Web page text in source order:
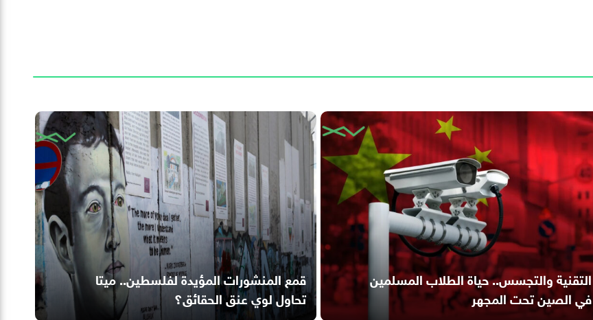
التقنية والتجسس.. حياة الطلاب المسلمين
في الصين تحت المجهر
قمع المنشورات المؤيدة لفلسطين.. ميتا
تحاول لوي عنق الحقائق؟